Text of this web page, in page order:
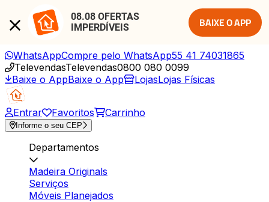
08.08 OFERTAS
IMPERDÍVEIS
BAIXE O APP
WhatsAppCompre pelo WhatsApp55 41 74031865
TelevendasTelevendas0800 080 0099
Baixe o AppBaixe o App LojasLojas Físicas
Entrar Favoritos Carrinho
Informe o seu CEP
Departamentos
Madeira Originals
Serviços
Móveis Planejados